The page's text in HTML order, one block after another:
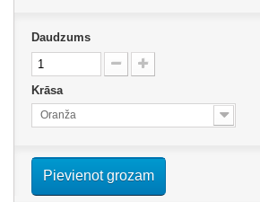
Daudzums
Krāsa
Oranža
Pievienot grozam